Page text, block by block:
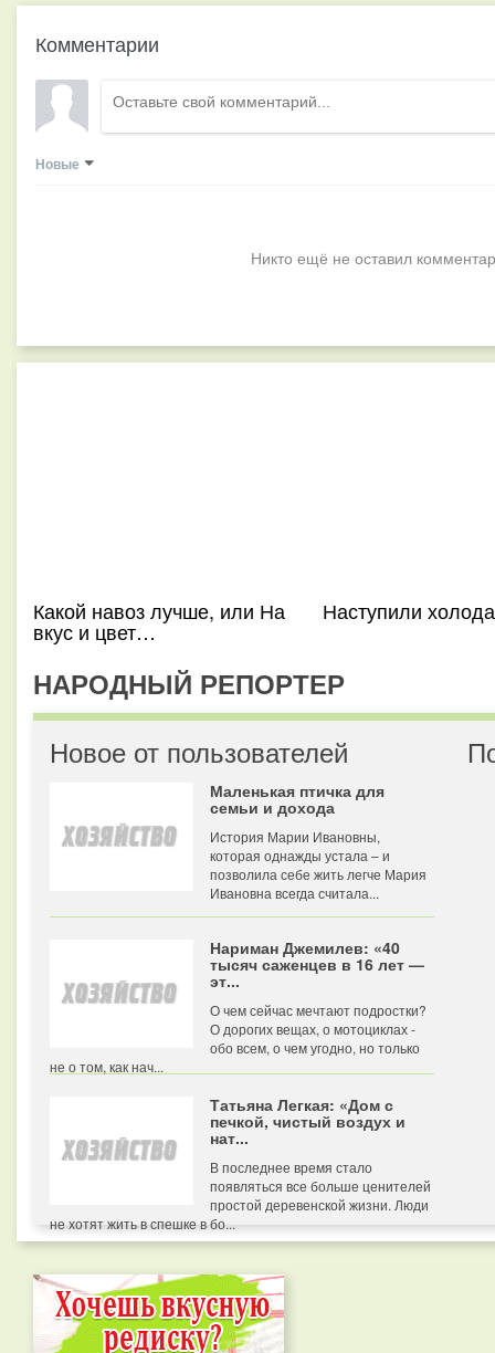
Комментарии
Новые
Никто ещё не оставил
Какой навоз лучше, или На
вкус и цвет…
Наступили холода
НАРОДНЫЙ РЕПОРТЕР
Новое от пользователей
Маленькая птичка для
семьи и дохода
История Марии Ивановны,
которая однажды устала – и
позволила себе жить легче Мария
Ивановна всегда считала...
Нариман Джемилев: «40
тысяч саженцев в 16 лет —
эт...
О чем сейчас мечтают подростки?
О дорогих вещах, о мотоциклах -
обо всем, о чем угодно, но только
не о том, как нач...
Татьяна Легкая: «Дом с
печкой, чистый воздух и
нат...
В последнее время стало
появляться все больше ценителей
простой деревенской жизни. Люди
не хотят жить в спешке в бо...